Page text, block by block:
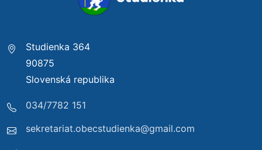
Studienka 364
90875
Slovenská republika
034/7782 151
sekretariat.obecstudienka@gmail.com